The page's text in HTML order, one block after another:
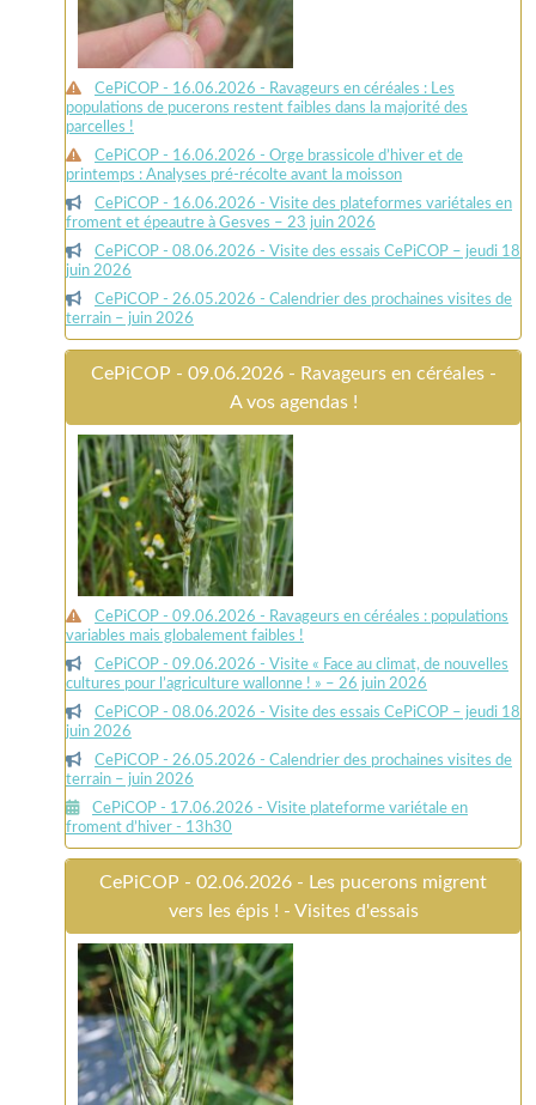
CePiCOP - 16.06.2026 - Ravageurs en céréales : Les
populations de pucerons restent faibles dans la majorité des
parcelles !
CePiCOP - 16.06.2026 - Orge brassicole d’hiver et de
printemps : Analyses pré-récolte avant la moisson
CePiCOP - 16.06.2026 - Visite des plateformes variétales en
froment et épeautre à Gesves – 23 juin 2026
CePiCOP - 08.06.2026 - Visite des essais CePiCOP – jeudi 18
juin 2026
CePiCOP - 26.05.2026 - Calendrier des prochaines visites de
terrain – juin 2026
CePiCOP - 09.06.2026 - Ravageurs en céréales -
A vos agendas !
CePiCOP - 09.06.2026 - Ravageurs en céréales : populations
variables mais globalement faibles !
CePiCOP - 09.06.2026 - Visite « Face au climat, de nouvelles
cultures pour l’agriculture wallonne ! » – 26 juin 2026
CePiCOP - 08.06.2026 - Visite des essais CePiCOP – jeudi 18
juin 2026
CePiCOP - 26.05.2026 - Calendrier des prochaines visites de
terrain – juin 2026
CePiCOP - 17.06.2026 - Visite plateforme variétale en
froment d’hiver - 13h30
CePiCOP - 02.06.2026 - Les pucerons migrent
vers les épis ! - Visites d'essais